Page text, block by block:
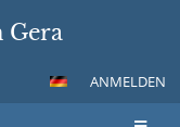
Gera
ANMELDEN